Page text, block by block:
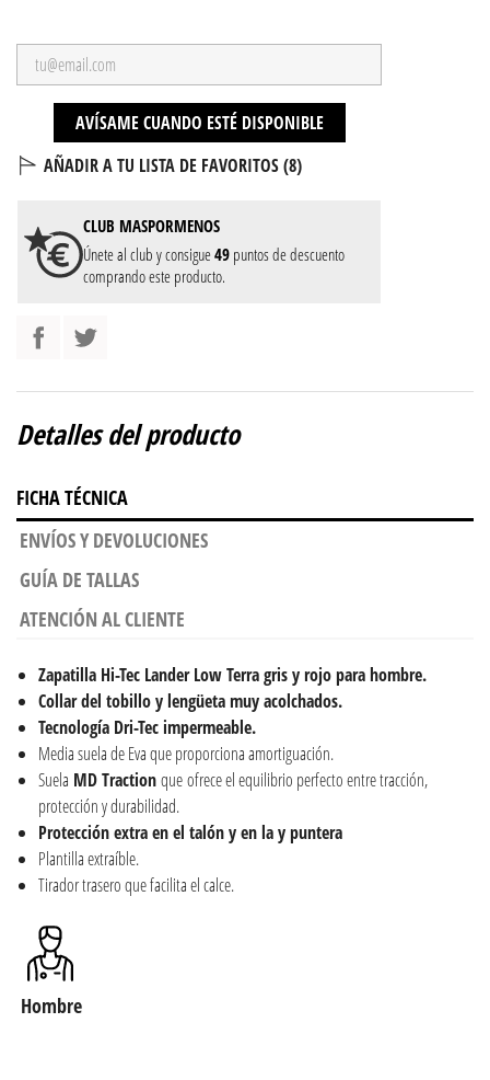
AVÍSAME CUANDO ESTÉ DISPONIBLE
AÑADIR A TU LISTA DE FAVORITOS (8)
CLUB MASPORMENOS
Únete al club y consigue49 puntos de descuento
comprando este producto.
Detalles del producto
FICHA TÉCNICA
ENVÍOS Y DEVOLUCIONES
GUÍA DE TALLAS
ATENCIÓN AL CLIENTE
Zapatilla Hi-Tec Lander Low Terra gris y rojo para hombre.
Collar del tobillo y lengüeta muy acolchados.
Tecnología Dri-Tec impermeable.
Media suela de Eva que proporciona amortiguación.
Suela MD Tractionque ofrece el equilibrio perfecto entre tracción,
protección y durabilidad.
Protección extra en el talón y en la y puntera
Plantilla extraíble.
Tirador trasero que facilita el calce.
Hombre